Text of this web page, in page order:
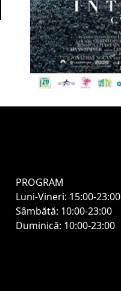
PROGRAM
Luni-Vineri: 15:00-23:00
Sâmbătă: 10:00-23:00
Duminică: 10:00-23:00